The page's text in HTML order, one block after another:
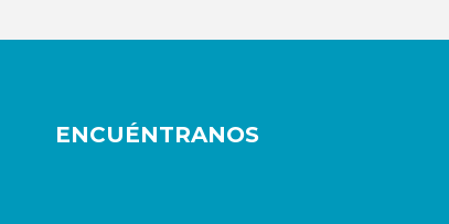
ENCUÉNTRANOS